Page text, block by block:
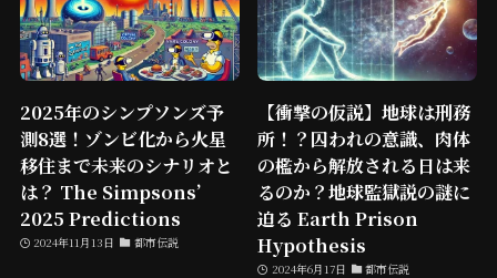
2025年のシンプソンズ予
測8選！ゾンビ化から火星
移住まで未来のシナリオと
は？ The Simpsons’
2025 Predictions
2024年11月13日 都市伝説
【衝撃の仮説】地球は刑務
所！？囚われの意識、肉体
の檻から解放される日は来
るのか？地球監獄説の謎に
迫る Earth Prison
Hypothesis
2024年6月17日 都市伝説